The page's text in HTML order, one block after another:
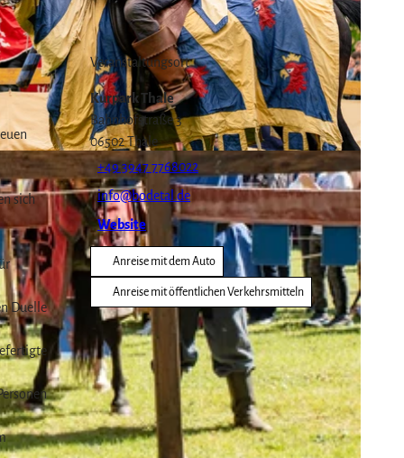
sich
Duelle
Veranstaltungsort
Kurpark Thale
Bahnhofstraße 3
06502Thale
+49 3947 7768022
info@bodetal.de
Website
Anreise mit dem Auto
Anreise mit öffentlichen Verkehrsmitteln